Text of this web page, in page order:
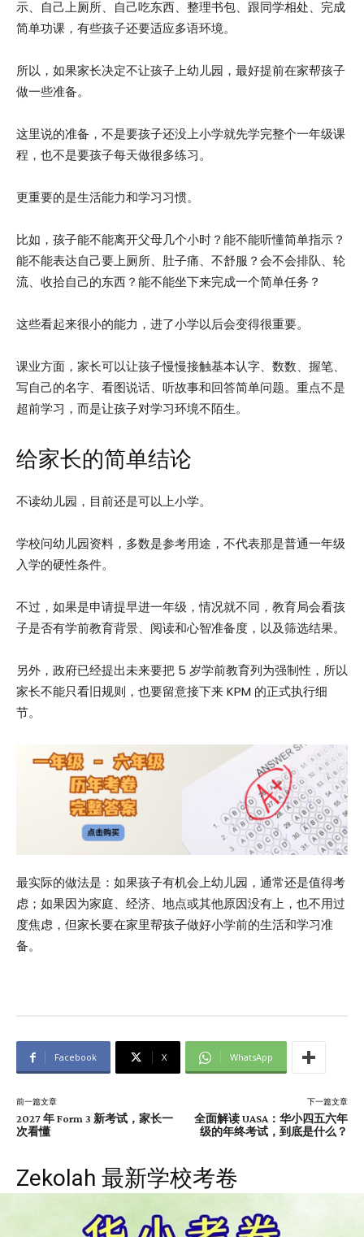
示、自己上厕所、自己吃东西、整理书包、跟同学相处、完成
简单功课，有些孩子还要适应多语环境。
所以，如果家长决定不让孩子上幼儿园，最好提前在家帮孩子
做一些准备。
这里说的准备，不是要孩子还没上小学就先学完整个一年级课
程，也不是要孩子每天做很多练习。
更重要的是生活能力和学习习惯。
比如，孩子能不能离开父母几个小时？能不能听懂简单指示？
能不能表达自己要上厕所、肚子痛、不舒服？会不会排队、轮
流、收拾自己的东西？能不能坐下来完成一个简单任务？
这些看起来很小的能力，进了小学以后会变得很重要。
课业方面，家长可以让孩子慢慢接触基本认字、数数、握笔、
写自己的名字、看图说话、听故事和回答简单问题。重点不是
超前学习，而是让孩子对学习环境不陌生。
给家长的简单结论
不读幼儿园，目前还是可以上小学。
学校问幼儿园资料，多数是参考用途，不代表那是普通一年级
入学的硬性条件。
不过，如果是申请提早进一年级，情况就不同，教育局会看孩
子是否有学前教育背景、阅读和心智准备度，以及筛选结果。
另外，政府已经提出未来要把 5 岁学前教育列为强制性，所以
家长不能只看旧规则，也要留意接下来 KPM 的正式执行细
节。
最实际的做法是：如果孩子有机会上幼儿园，通常还是值得考
虑；如果因为家庭、经济、地点或其他原因没有上，也不用过
度焦虑，但家长要在家里帮孩子做好小学前的生活和学习准
备。
Facebook X WhatsApp
前一篇文章
2027 年 Form 3 新考试，家长一
次看懂
下一篇文章
全面解读 UASA：华小四五六年
级的年终考试，到底是什么？
Zekolah 最新学校考卷